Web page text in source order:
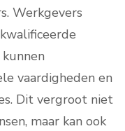
Werkgevers
vaardigheden en
Dit vergroot niet
maar kan ook